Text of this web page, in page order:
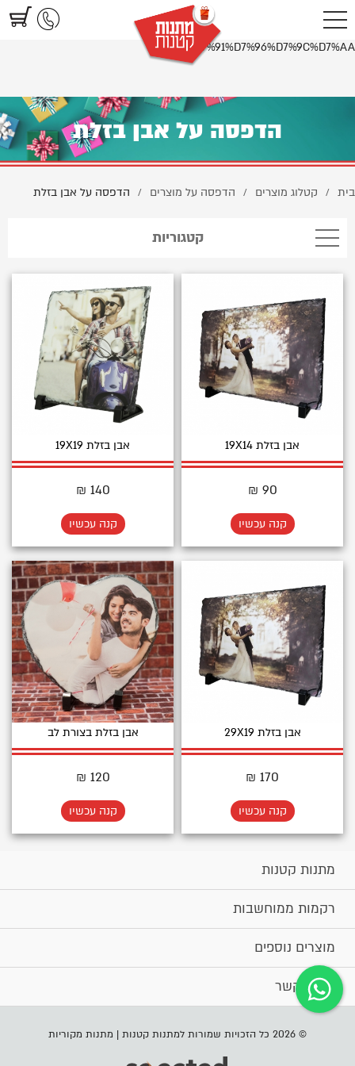
https://www.littlegifts.co.il/%D7%94%D7%93%D7%A4%D7%A1%D7%94-
%D7%A2%D7%9C-%D7%90%D7%91%D7%9F-
%D7%91%D7%96%D7%9C%D7%AA/
הדפסה על אבן בזלת
בית / קטלוג מוצרים / הדפסה על מוצרים / הדפסה על אבן בזלת
קטגוריות
אבן בזלת 19X14
90 ₪
קנה עכשיו
אבן בזלת 19X19
140 ₪
קנה עכשיו
אבן בזלת 29X19
170 ₪
קנה עכשיו
אבן בזלת בצורת לב
120 ₪
קנה עכשיו
מתנות קטנות
רקמות ממוחשבות
מוצרים נוספים
יצירת קשר
© 2026 כל הזכויות שמורות למתנות קטנות | מתנות מקוריות